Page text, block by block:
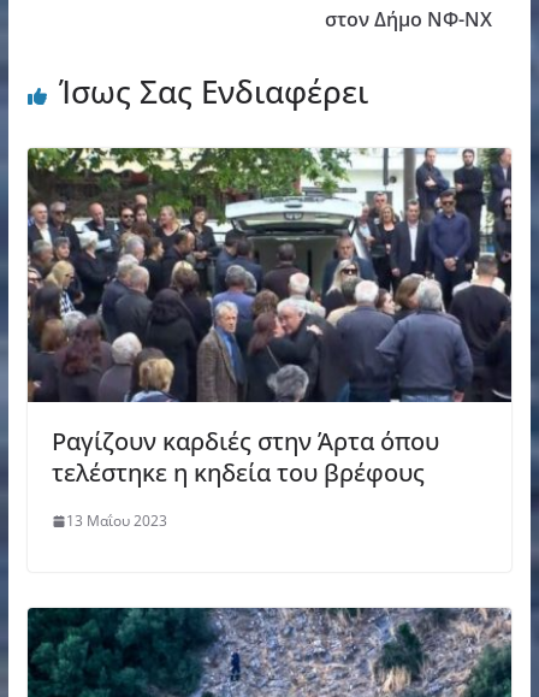
στον Δήμο ΝΦ-ΝΧ
Ίσως Σας Ενδιαφέρει
Ραγίζουν καρδιές στην Άρτα όπου
τελέστηκε η κηδεία του βρέφους
13 Μαΐου 2023